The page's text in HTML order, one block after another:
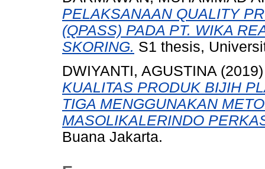
PELAKSANAAN QUALITY
(QPASS) PADA PT. WIKA
SKORING. S1 thesis,
DWIYANTI, AGUSTINA
KUALITAS PRODUK BIJIH
TIGA MENGGUNAKAN
MASOLIKALERINDO
Buana Jakarta.